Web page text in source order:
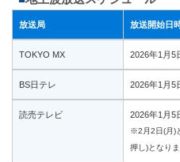
放送局 放送開始日
TOKYO MX 2026年1月5
BS日テレ 2026年1月5
読売テレビ 2026年1月5
※2月2日(月)
押し)となりま